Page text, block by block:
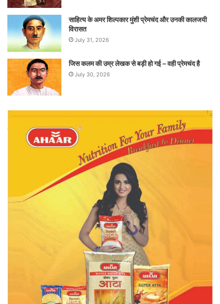
साहित्य के अमर शिल्पकार मुंशी प्रेमचंद और उनकी कालजयी
विरासत
July 31, 2026
जिस कलम की उम्र लेखक से बड़ी हो गई – वही प्रेमचंद है
July 30, 2026